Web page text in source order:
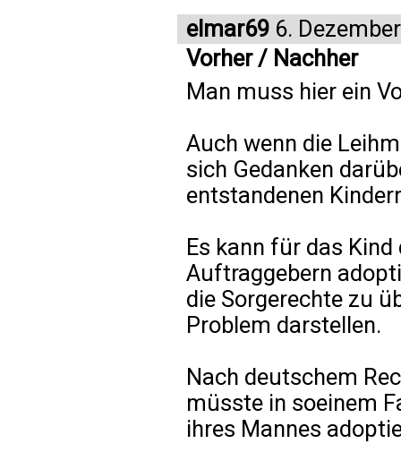
elmar69 6.
Vorher / Nachher
Man muss hier ein
Auch wenn die
sich Gedanken
entstandenen
Es kann für das Kind
Auftraggebern
die Sorgerechte zu
Problem darstellen.
Nach deutschem
müsste in soeinem
ihres Mannes